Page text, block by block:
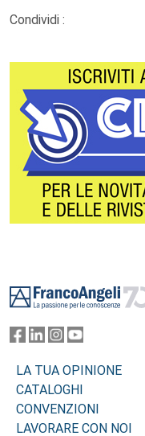
Condividi :
LA TUA OPINIONE
CATALOGHI
CONVENZIONI
LAVORARE CON NOI